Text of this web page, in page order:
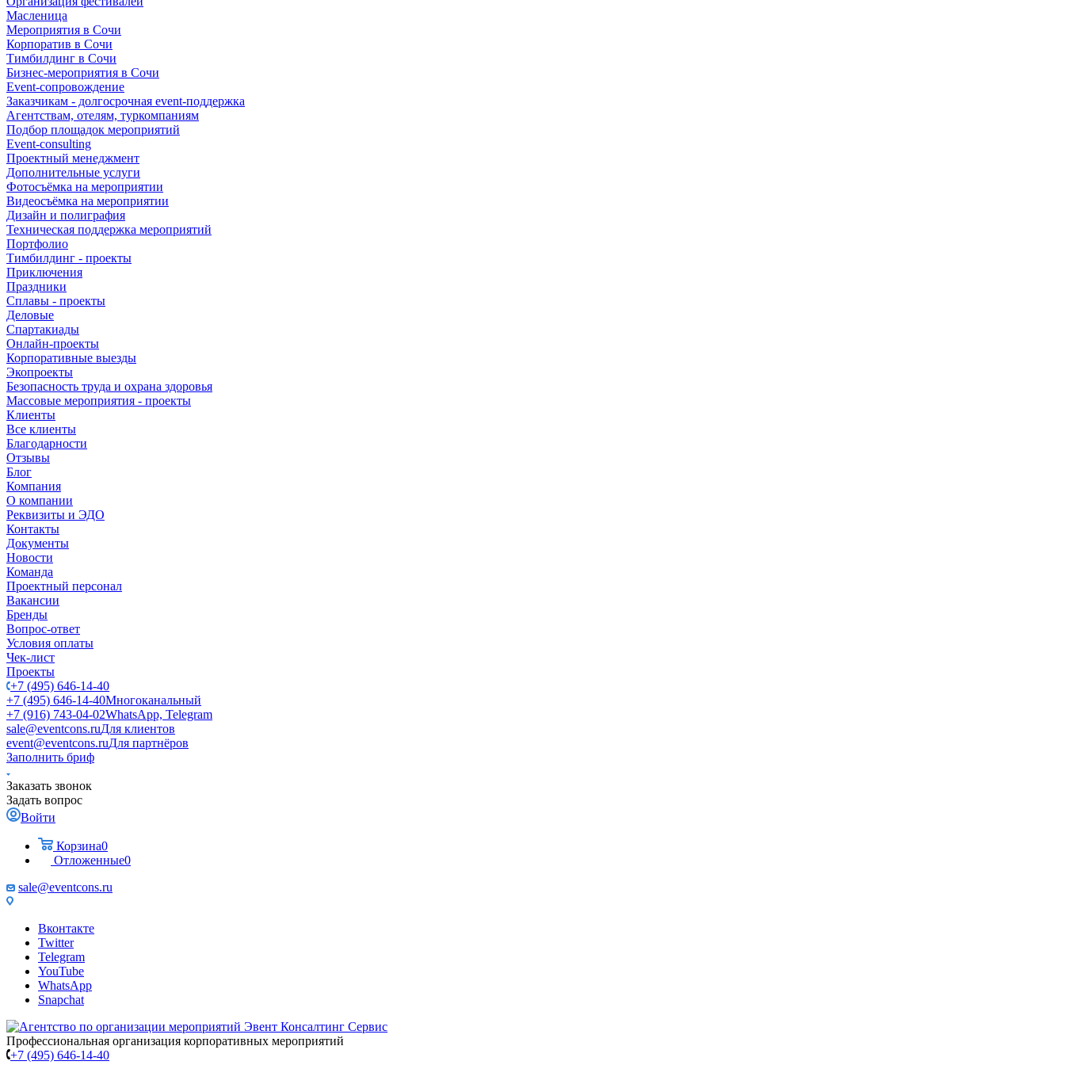
Масленица
Мероприятия в Сочи
Корпоратив в Сочи
Тимбилдинг в Сочи
Бизнес-мероприятия в Сочи
Event-сопровождение
Заказчикам - долгосрочная event-поддержка
Агентствам, отелям, туркомпаниям
Подбор площадок мероприятий
Event-consulting
Проектный менеджмент
Дополнительные услуги
Фотосъёмка на мероприятии
Видеосъёмка на мероприятии
Дизайн и полиграфия
Техническая поддержка мероприятий
Портфолио
Тимбилдинг - проекты
Приключения
Праздники
Сплавы - проекты
Деловые
Спартакиады
Онлайн-проекты
Корпоративные выезды
Экопроекты
Безопасность труда и охрана здоровья
Массовые мероприятия - проекты
Клиенты
Все клиенты
Благодарности
Отзывы
Блог
Компания
О компании
Реквизиты и ЭДО
Контакты
Документы
Новости
Команда
Проектный персонал
Вакансии
Бренды
Вопрос-ответ
Условия оплаты
Чек-лист
Проекты
+7 (495) 646-14-40
+7 (495) 646-14-40Многоканальный
+7 (916) 743-04-02WhatsApp, Telegram
sale@eventcons.ruДля клиентов
event@eventcons.ruДля партнёров
Заполнить бриф
Заказать звонок
Задать вопрос
Войти
Корзина0
Отложенные0
sale@eventcons.ru
Вконтакте
Twitter
Telegram
YouTube
WhatsApp
Snapchat
Профессиональная организация корпоративных мероприятий
+7 (495) 646-14-40